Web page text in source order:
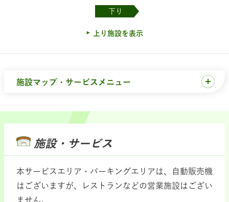
下り
上り施設を表示
施設マップ・サービスメニュー
施設・サービス
本サービスエリア・パーキングエリアは、自動販売機
はございますが、レストランなどの営業施設はござい
ません。